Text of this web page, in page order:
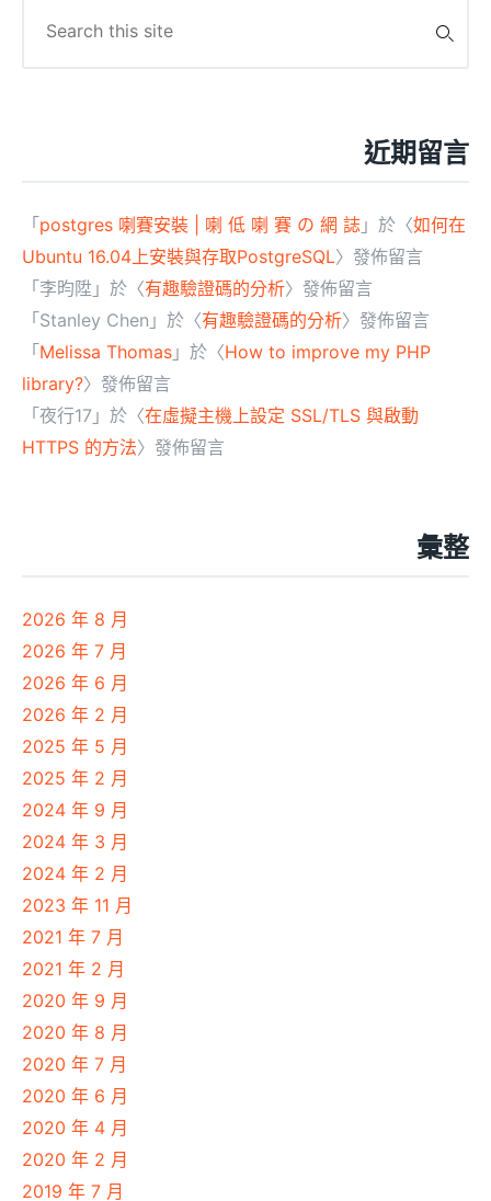
for:
近期留言
「 postgres 喇賽安裝 | 喇 低 喇 賽 の 網 誌 」於〈如何在
Ubuntu 16.04上安裝與存取PostgreSQL〉發佈留言
「 李昀陞 」於〈有趣驗證碼的分析〉發佈留言
「 Stanley Chen 」於〈有趣驗證碼的分析〉發佈留言
「 Melissa Thomas 」於〈How to improve my PHP
library?〉發佈留言
「 夜行17 」於〈在虛擬主機上設定 SSL/TLS 與啟動
HTTPS 的方法〉發佈留言
彙整
2026 年 8 月
2026 年 7 月
2026 年 6 月
2026 年 2 月
2025 年 5 月
2025 年 2 月
2024 年 9 月
2024 年 3 月
2024 年 2 月
2023 年 11 月
2021 年 7 月
2021 年 2 月
2020 年 9 月
2020 年 8 月
2020 年 7 月
2020 年 6 月
2020 年 4 月
2020 年 2 月
2019 年 7 月